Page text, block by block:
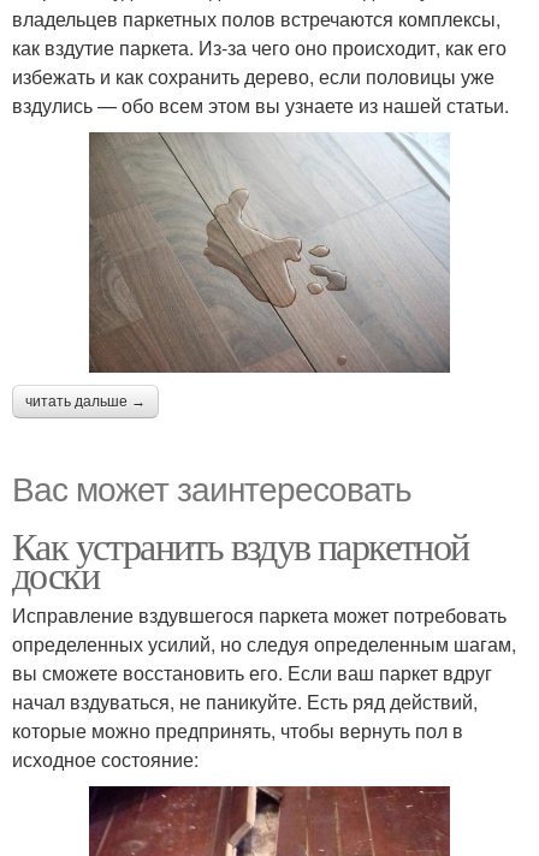
владельцев паркетных полов встречаются комплексы,
как вздутие паркета. Из-за чего оно происходит, как его
избежать и как сохранить дерево, если половицы уже
вздулись — обо всем этом вы узнаете из нашей статьи.
читать дальше →
Вас может заинтересовать
Как устранить вздув паркетной
доски
Исправление вздувшегося паркета может потребовать
определенных усилий, но следуя определенным шагам,
вы сможете восстановить его. Если ваш паркет вдруг
начал вздуваться, не паникуйте. Есть ряд действий,
которые можно предпринять, чтобы вернуть пол в
исходное состояние: